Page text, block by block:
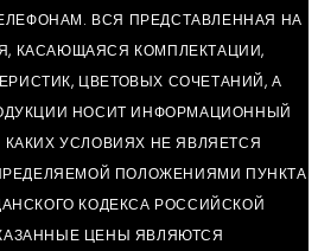
ВСЯ ПРЕДСТАВЛЕННАЯ НА
КАСАЮЩАЯСЯ КОМПЛЕКТАЦИИ,
ЦВЕТОВЫХ СОЧЕТАНИЙ, А
НОСИТ ИНФОРМАЦИОННЫЙ
КАКИХ УСЛОВИЯХ НЕ ЯВЛЯЕТСЯ
ПОЛОЖЕНИЯМИ ПУНКТА
КОДЕКСА РОССИЙСКОЙ
ЦЕНЫ ЯВЛЯЮТСЯ